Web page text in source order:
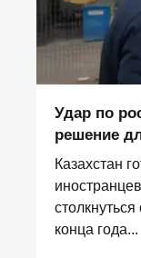
Удар по
решение
Казахстан
конца года...